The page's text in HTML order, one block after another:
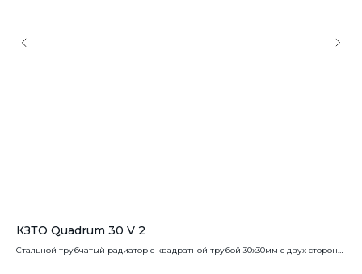
КЗТО Quadrum 30 V 2
Стальной трубчатый радиатор с квадратной трубой 30х30мм с двух сторон